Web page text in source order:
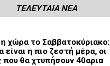
ΤΕΛΕΥΤΑΙΑ ΝΕΑ
η χώρα το Σαββατοκύριακο:
είναι η πιο ζεστή μέρα, οι
που θα χτυπήσουν 40αρια